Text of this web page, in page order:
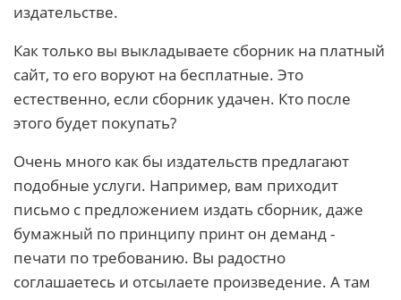
издательстве.
Как только вы выкладываете сборник на платный
сайт, то его воруют на бесплатные. Это
естественно, если сборник удачен. Кто после
этого будет покупать?
Очень много как бы издательств предлагают
подобные услуги. Например, вам приходит
письмо с предложением издать сборник, даже
бумажный по принципу принт он деманд -
печати по требованию. Вы радостно
соглашаетесь и отсылаете произведение. А там